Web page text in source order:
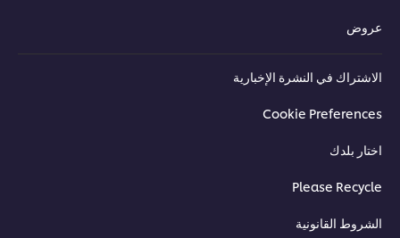
عروض
الاشتراك في النشرة الإخبارية
Cookie Preferences
اختار بلدك
Please Recycle
الشروط القانونية